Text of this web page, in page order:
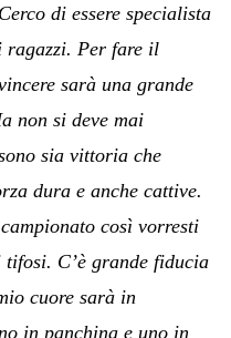
di essere specialista
ragazzi. Per fare il
sarà una grande
non si deve mai
sia vittoria che
dura e anche cattive.
così vorresti
C’è grande fiducia
cuore sarà in
in panchina e uno in